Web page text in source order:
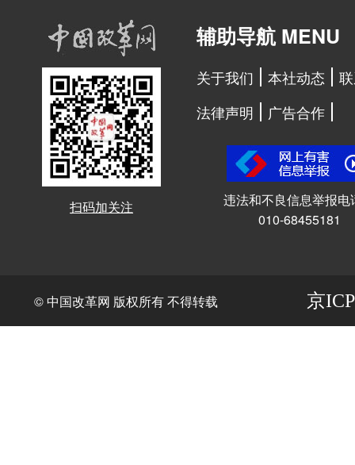
扫码加关注
辅助导航 MENU
关于我们 本社动态
法律声明
广告合作
违法和不良信息举报电
010-68455181
© 中国改革网 版权所有 不得转载 京